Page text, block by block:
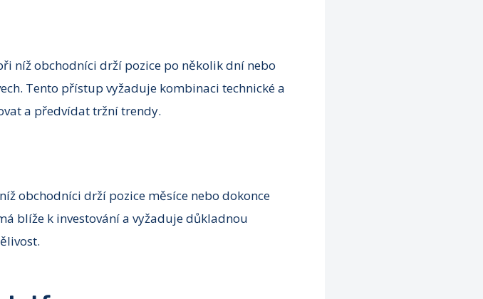
níž obchodníci drží pozice po několik dní nebo
Tento přístup vyžaduje kombinaci technické a
a předvídat tržní trendy.
obchodníci drží pozice měsíce nebo dokonce
blíže k investování a vyžaduje důkladnou